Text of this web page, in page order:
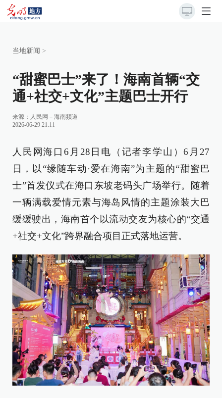
当地新闻 >
“甜蜜巴士”来了！海南首辆“交
通+社交+文化”主题巴士开行
来源： 人民网－海南频道
2026-06-29 21:11
人民网海口6月28日电（记者李学山）6月27
日，以“缘随车动·爱在海南”为主题的“甜蜜巴
士”首发仪式在海口东坡老码头广场举行。随着
一辆满载爱情元素与海岛风情的主题涂装大巴
缓缓驶出，海南首个以流动交友为核心的“交通
+社交+文化”跨界融合项目正式落地运营。